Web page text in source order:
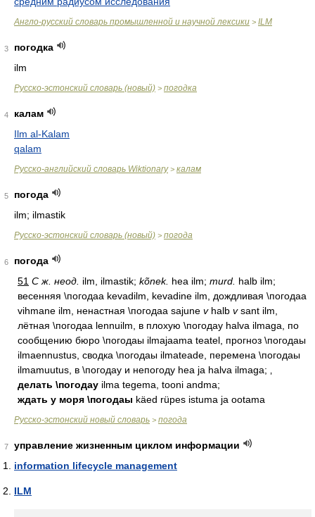
Англо-русский словарь промышленной и научной лексики > ILM
3
погодка
ilm
Русско-эстонский словарь (новый) > погодка
4
калам
Ilm al-Kalam
qalam
Русско-английский словарь Wiktionary> калам
5
погода
ilm; ilmastik
Русско-эстонский словарь (новый) > погода
6
погода
51 С ж. неод. ilm, ilmastik; kõnek. hea ilm; murd. halb ilm;
весенняя \погодаа kevadilm, kevadine ilm, дождливая \погодаа
vihmane ilm, ненастная \погодаа sajune vhalb vsant ilm,
лётная \погодаа lennuilm, в плохую \погодау halva ilmaga, по
сообщению бюро \погодаы ilmajaama teatel, прогноз \погодаы
ilmaennustus, сводка \погодаы ilmateade, перемена \погодаы
ilmamuutus, в \погодау и непогоду hea ja halva ilmaga; ‚
делать \погодау ilma tegema, tooni andma;
ждать у моря \погодаы käed rüpes istuma ja ootama
Русско-эстонский новый словарь > погода
7
управление жизненным циклом информации
information lifecycle management
ILM